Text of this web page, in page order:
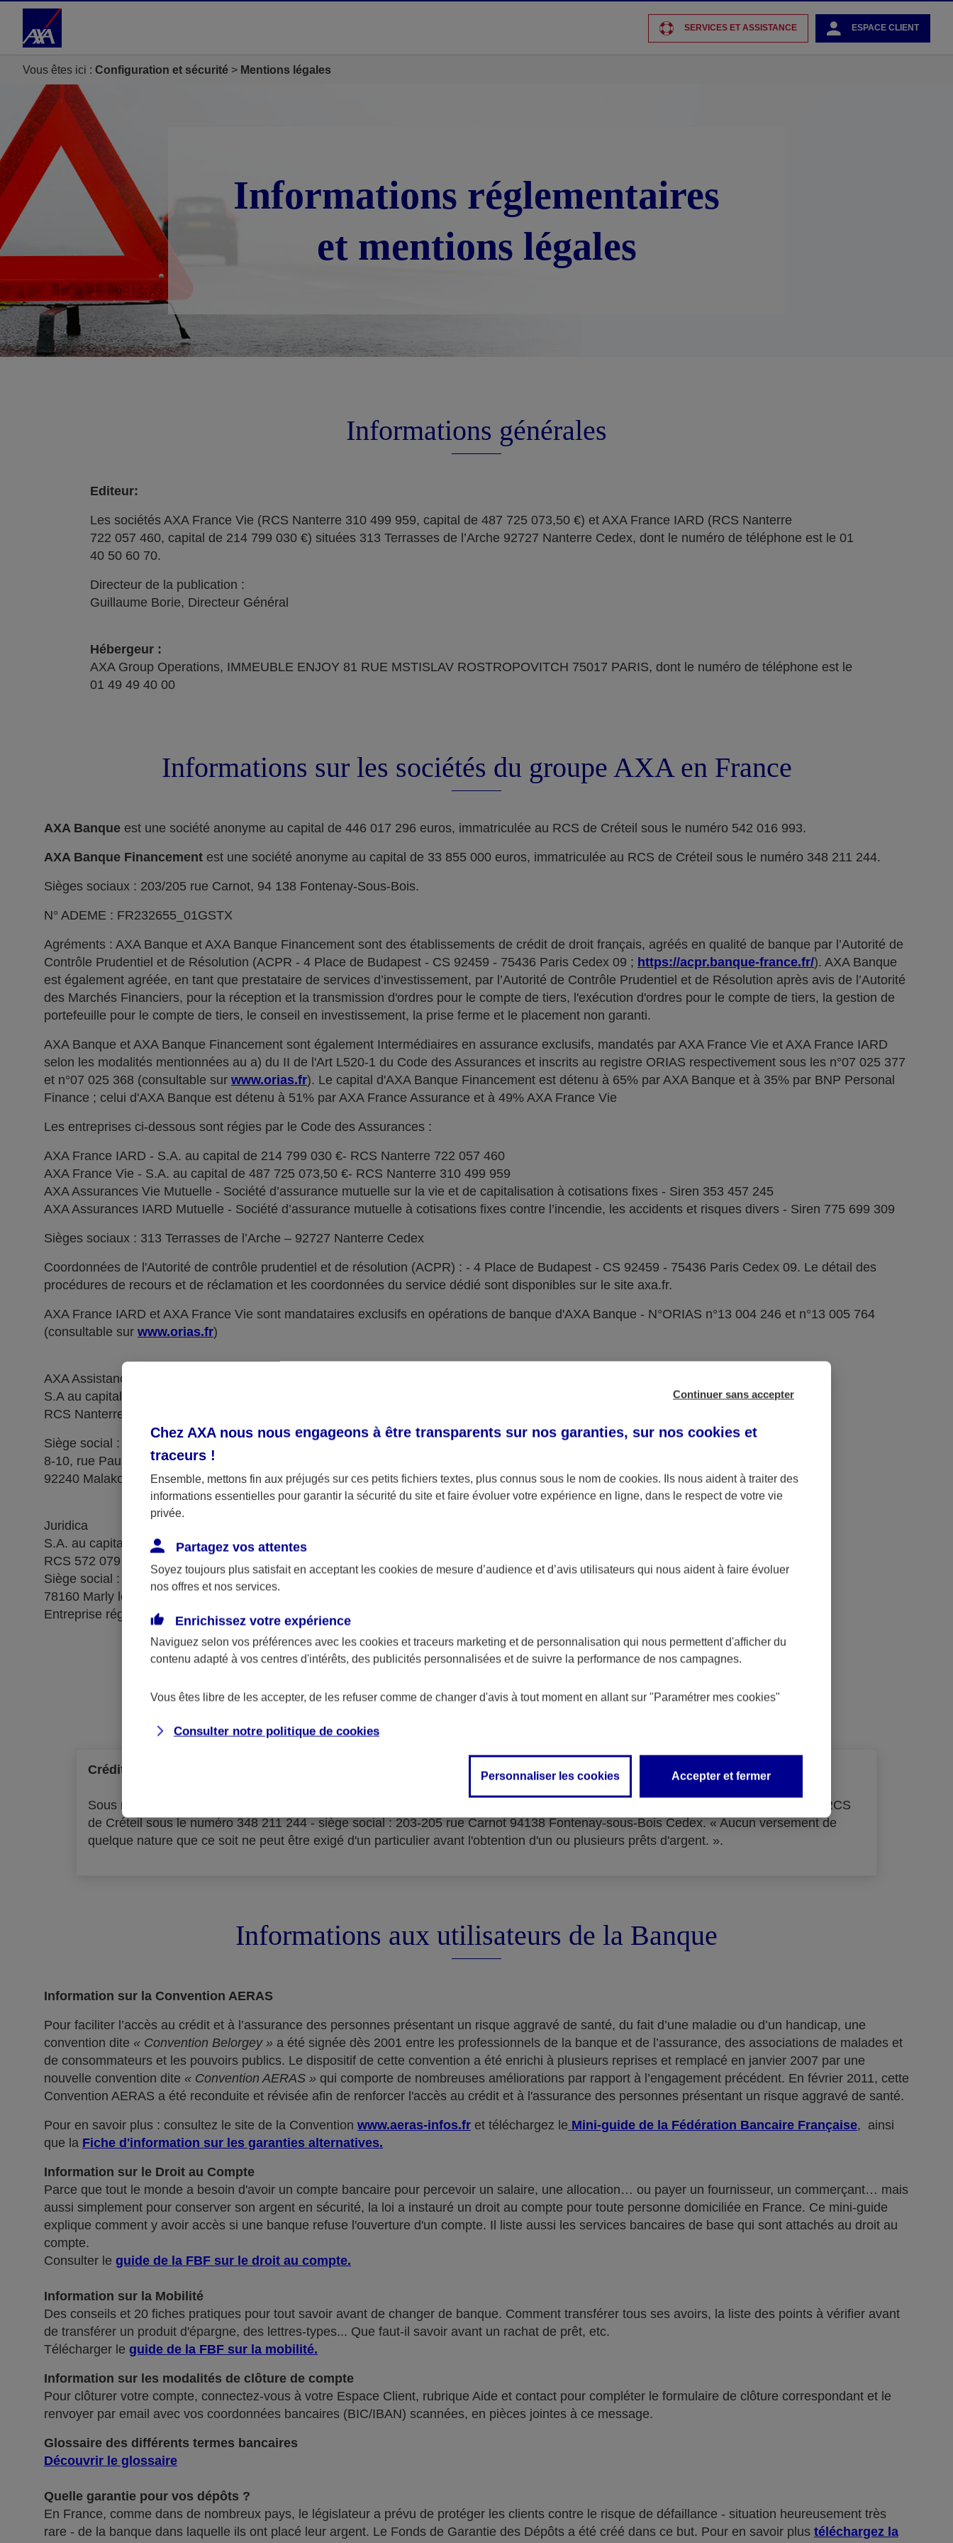
Accéder au Contenu
SERVICES ET ASSISTANCE ESPACE CLIENT
Vous êtes ici : Configuration et sécurité Mentions légales
Informations réglementaires
et mentions légales
Informations générales
Editeur:
Les sociétés AXA France Vie (RCS Nanterre 310 499 959, capital de 487 725 073,50 €) et AXA France IARD (RCS Nanterre
722 057 460, capital de 214 799 030 €) situées 313 Terrasses de l’Arche 92727 Nanterre Cedex, dont le numéro de téléphone est le 01
40 50 60 70.
Directeur de la publication :
Guillaume Borie, Directeur Général
Hébergeur :
AXA Group Operations, IMMEUBLE ENJOY 81 RUE MSTISLAV ROSTROPOVITCH 75017 PARIS, dont le numéro de téléphone est le
01 49 49 40 00
Informations sur les sociétés du groupe AXA en France
AXA Banque est une société anonyme au capital de 446 017 296 euros, immatriculée au RCS de Créteil sous le numéro 542 016 993.
AXA Banque Financement est une société anonyme au capital de 33 855 000 euros, immatriculée au RCS de Créteil sous le numéro 348 211 244.
Sièges sociaux : 203/205 rue Carnot, 94 138 Fontenay-Sous-Bois.
N° ADEME : FR232655_01GSTX
Agréments : AXA Banque et AXA Banque Financement sont des établissements de crédit de droit français, agréés en qualité de banque par l’Autorité de
Contrôle Prudentiel et de Résolution (ACPR - 4 Place de Budapest - CS 92459 - 75436 Paris Cedex 09 ; https://acpr.banque-france.fr/). AXA Banque
est également agréée, en tant que prestataire de services d’investissement, par l’Autorité de Contrôle Prudentiel et de Résolution après avis de l’Autorité
des Marchés Financiers, pour la réception et la transmission d'ordres pour le compte de tiers, l'exécution d'ordres pour le compte de tiers, la gestion de
portefeuille pour le compte de tiers, le conseil en investissement, la prise ferme et le placement non garanti.
AXA Banque et AXA Banque Financement sont également Intermédiaires en assurance exclusifs, mandatés par AXA France Vie et AXA France IARD
selon les modalités mentionnées au a) du II de l'Art L520-1 du Code des Assurances et inscrits au registre ORIAS respectivement sous les n°07 025 377
et n°07 025 368 (consultable sur www.orias.fr). Le capital d'AXA Banque Financement est détenu à 65% par AXA Banque et à 35% par BNP Personal
Finance ; celui d'AXA Banque est détenu à 51% par AXA France Assurance et à 49% AXA France Vie
Les entreprises ci-dessous sont régies par le Code des Assurances :
AXA France IARD - S.A. au capital de 214 799 030 €- RCS Nanterre 722 057 460
AXA France Vie - S.A. au capital de 487 725 073,50 €- RCS Nanterre 310 499 959
AXA Assurances Vie Mutuelle - Société d’assurance mutuelle sur la vie et de capitalisation à cotisations fixes - Siren 353 457 245
AXA Assurances IARD Mutuelle - Société d’assurance mutuelle à cotisations fixes contre l’incendie, les accidents et risques divers - Siren 775 699 309
Sièges sociaux : 313 Terrasses de l’Arche – 92727 Nanterre Cedex
Coordonnées de l'Autorité de contrôle prudentiel et de résolution (ACPR) : - 4 Place de Budapest - CS 92459 - 75436 Paris Cedex 09. Le détail des
procédures de recours et de réclamation et les coordonnées du service dédié sont disponibles sur le site axa.fr.
AXA France IARD et AXA France Vie sont mandataires exclusifs en opérations de banque d'AXA Banque - N°ORIAS n°13 004 246 et n°13 005 764
(consultable sur www.orias.fr)
AXA Assistance France Assurances,
S.A au capital de 51 429 430,40 €,
RCS Nanterre 415 392 724
Siège social :
8-10, rue Paul Vaillant Couturier
92240 Malakoff
Juridica
S.A. au capital de 14 627 854,68 €
RCS 572 079 150 Versailles
Siège social : 1, place Victorien Sardou
78160 Marly le Roi
Entreprise régie par le code des assurances
Réserves d'acceptation du crédit
Crédit à la consommation
Sous réserve d'acceptation par l'organisme prêteur : AXA Banque Financement – SA au capital de 33 855 000 € - immatriculée au RCS
de Créteil sous le numéro 348 211 244 - siège social : 203-205 rue Carnot 94138 Fontenay-sous-Bois Cedex. « Aucun versement de
quelque nature que ce soit ne peut être exigé d'un particulier avant l'obtention d'un ou plusieurs prêts d'argent. ».
Informations aux utilisateurs de la Banque
Information sur la Convention AERAS
Pour faciliter l’accès au crédit et à l’assurance des personnes présentant un risque aggravé de santé, du fait d’une maladie ou d’un handicap, une
convention dite « Convention Belorgey » a été signée dès 2001 entre les professionnels de la banque et de l’assurance, des associations de malades et
de consommateurs et les pouvoirs publics. Le dispositif de cette convention a été enrichi à plusieurs reprises et remplacé en janvier 2007 par une
nouvelle convention dite « Convention AERAS » qui comporte de nombreuses améliorations par rapport à l’engagement précédent. En février 2011, cette
Convention AERAS a été reconduite et révisée afin de renforcer l'accès au crédit et à l'assurance des personnes présentant un risque aggravé de santé.
Pour en savoir plus : consultez le site de la Convention www.aeras-infos.fr et téléchargez le Mini-guide de la Fédération Bancaire Française, ainsi
que la Fiche d'information sur les garanties alternatives.
Information sur le Droit au Compte
Parce que tout le monde a besoin d'avoir un compte bancaire pour percevoir un salaire, une allocation… ou payer un fournisseur, un commerçant… mais
aussi simplement pour conserver son argent en sécurité, la loi a instauré un droit au compte pour toute personne domiciliée en France. Ce mini-guide
explique comment y avoir accès si une banque refuse l'ouverture d'un compte. Il liste aussi les services bancaires de base qui sont attachés au droit au
compte.
Consulter le guide de la FBF sur le droit au compte.
Information sur la Mobilité
Des conseils et 20 fiches pratiques pour tout savoir avant de changer de banque. Comment transférer tous ses avoirs, la liste des points à vérifier avant
de transférer un produit d'épargne, des lettres-types... Que faut-il savoir avant un rachat de prêt, etc.
Télécharger le guide de la FBF sur la mobilité.
Information sur les modalités de clôture de compte
Pour clôturer votre compte, connectez-vous à votre Espace Client, rubrique Aide et contact pour compléter le formulaire de clôture correspondant et le
renvoyer par email avec vos coordonnées bancaires (BIC/IBAN) scannées, en pièces jointes à ce message.
Glossaire des différents termes bancaires
Découvrir le glossaire
Quelle garantie pour vos dépôts ?
En France, comme dans de nombreux pays, le législateur a prévu de protéger les clients contre le risque de défaillance - situation heureusement très
rare - de la banque dans laquelle ils ont placé leur argent. Le Fonds de Garantie des Dépôts a été créé dans ce but. Pour en savoir plus téléchargez la
Continuer sans accepter
Chez AXA nous nous engageons à être transparents sur nos garanties, sur nos cookies et
traceurs !
Ensemble, mettons fin aux préjugés sur ces petits fichiers textes, plus connus sous le nom de cookies. Ils nous aident à traiter des
informations essentielles pour garantir la sécurité du site et faire évoluer votre expérience en ligne, dans le respect de votre vie
privée.
Partagez vos attentes
Soyez toujours plus satisfait en acceptant les cookies de mesure d’audience et d’avis utilisateurs qui nous aident à faire évoluer
nos offres et nos services.
Enrichissez votre expérience
Naviguez selon vos préférences avec les cookies et traceurs marketing et de personnalisation qui nous permettent d'afficher du
contenu adapté à vos centres d'intérêts, des publicités personnalisées et de suivre la performance de nos campagnes.
Vous êtes libre de les accepter, de les refuser comme de changer d'avis à tout moment en allant sur "Paramétrer mes cookies"
Consulter notre politique de cookies
Personnaliser les cookies Accepter et fermer